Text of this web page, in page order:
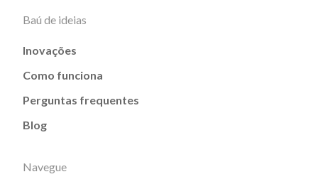
Baú de ideias
Inovações
Como funciona
Perguntas frequentes
Blog
Navegue